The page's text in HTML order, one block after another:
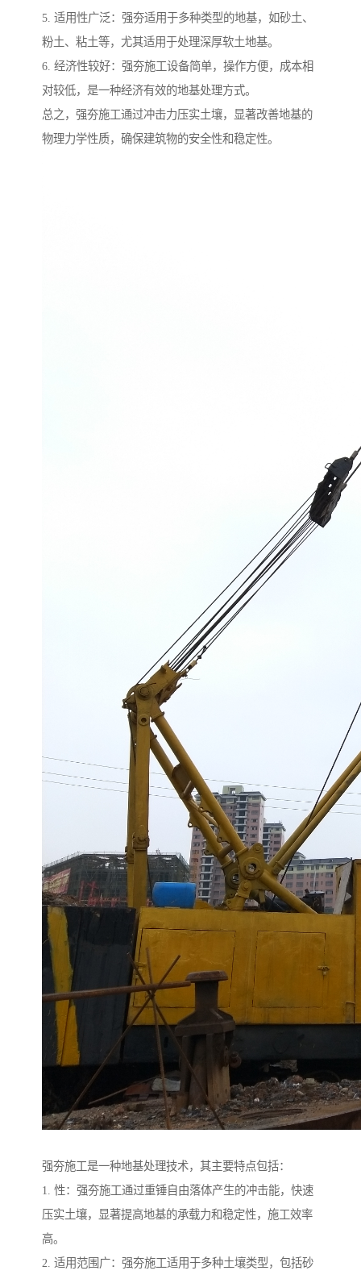
5. 适用性广泛：强夯适用于多种类型的地基，如砂土、
粉土、粘土等，尤其适用于处理深厚软土地基。
6. 经济性较好：强夯施工设备简单，操作方便，成本相
对较低，是一种经济有效的地基处理方式。
总之，强夯施工通过冲击力压实土壤，显著改善地基的
物理力学性质，确保建筑物的安全性和稳定性。
强夯施工是一种地基处理技术，其主要特点包括：
1. 性：强夯施工通过重锤自由落体产生的冲击能，快速
压实土壤，显著提高地基的承载力和稳定性，施工效率
高。
2. 适用范围广：强夯施工适用于多种土壤类型，包括砂